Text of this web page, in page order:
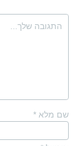
שם מלא *